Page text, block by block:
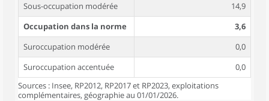
Sous-occupation modérée
14,9
Occupation dans la norme
3,6
Suroccupation modérée
0,0
Suroccupation accentuée
0,0
Sources : Insee, RP2012, RP2017 et RP2023, exploitations
complémentaires, géographie au 01/01/2026.